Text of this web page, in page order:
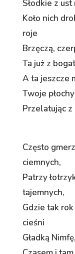
Słodkie z
Koło nich
roje
Brzęczą,
Ta już z
A ta jeszcze
Twoje
Przelatując
Często
ciemnych,
Patrzy
tajemnych,
Gdzie tak
cieśni
Gładką